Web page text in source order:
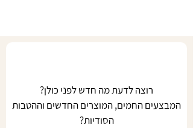
רוצה לדעת מה חדש לפני כולן?
המבצעים החמים, המוצרים החדשים וההטבות
הסודיות?